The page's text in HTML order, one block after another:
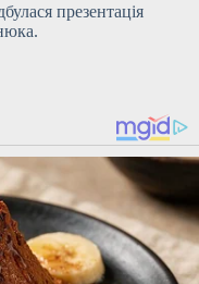
презентація